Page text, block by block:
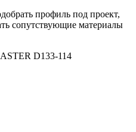
профиль под проект,
сопутствующие материалы
D133-114